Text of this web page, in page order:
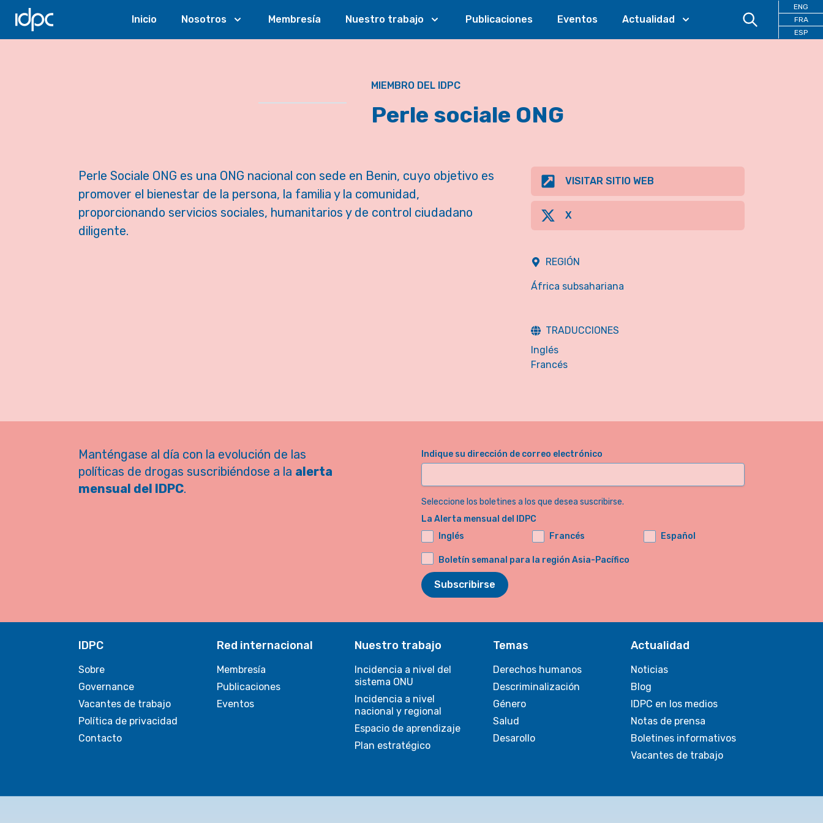
IDPC
Inicio Nosotros Membresía Nuestro trabajo Publicaciones Eventos Actualidad
ENG
FRA
ESP
MIEMBRO DEL IDPC
Perle sociale ONG
Perle Sociale ONG es una ONG nacional con sede en Benin, cuyo objetivo es
promover el bienestar de la persona, la familia y la comunidad,
proporcionando servicios sociales, humanitarios y de control ciudadano
diligente.
VISITAR SITIO WEB
X
REGIÓN
África subsahariana
TRADUCCIONES
Inglés
Francés
Manténgase al día con la evolución de las
políticas de drogas suscribiéndose a la alerta
mensual del IDPC.
Indique su dirección de correo electrónico
Seleccione los boletines a los que desea suscribirse.
La Alerta mensual del IDPC
Inglés
Francés Español
Boletín semanal para la región Asia-Pacífico
Subscribirse
IDPC
Sobre
Governance
Vacantes de trabajo
Política de privacidad
Contacto
Red internacional
Membresía
Publicaciones
Eventos
Nuestro trabajo
Incidencia a nivel del
sistema ONU
Incidencia a nivel
nacional y regional
Espacio de aprendizaje
Plan estratégico
Temas
Derechos humanos
Descriminalización
Género
Salud
Desarollo
Actualidad
Noticias
Blog
IDPC en los medios
Notas de prensa
Boletines informativos
Vacantes de trabajo